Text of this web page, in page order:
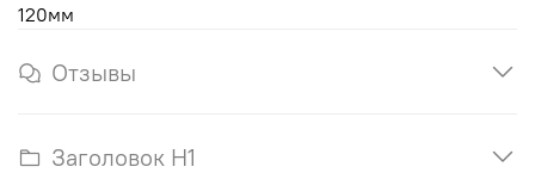
120мм
Отзывы
Заголовок H1